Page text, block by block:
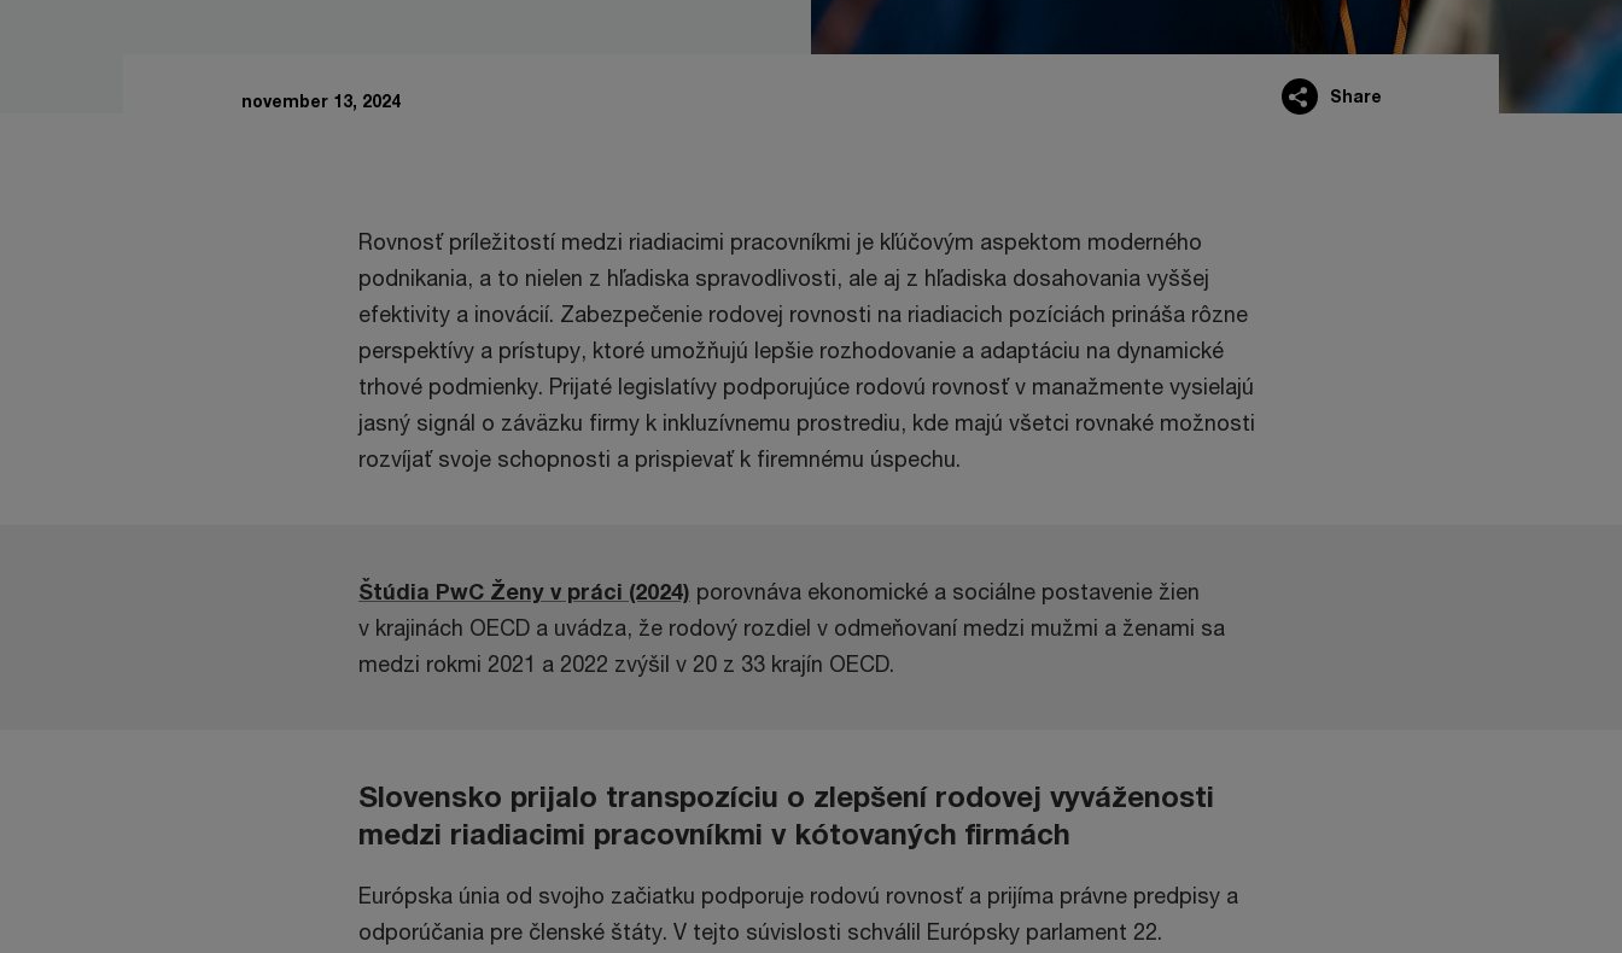
november 13, 2024 Share
Rovnosť príležitostí medzi riadiacimi pracovníkmi je kľúčovým aspektom moderného
podnikania, a to nielen z hľadiska spravodlivosti, ale aj z hľadiska dosahovania vyššej
efektivity a inovácií. Zabezpečenie rodovej rovnosti na riadiacich pozíciách prináša rôzne
perspektívy a prístupy, ktoré umožňujú lepšie rozhodovanie a adaptáciu na dynamické
trhové podmienky. Prijaté legislatívy podporujúce rodovú rovnosť v manažmente vysielajú
jasný signál o záväzku firmy k inkluzívnemu prostrediu, kde majú všetci rovnaké možnosti
rozvíjať svoje schopnosti a prispievať k firemnému úspechu.
Štúdia PwC Ženy v práci (2024) porovnáva ekonomické a sociálne postavenie žien
v krajinách OECD a uvádza, že rodový rozdiel v odmeňovaní medzi mužmi a ženami sa
medzi rokmi 2021 a 2022 zvýšil v 20 z 33 krajín OECD.
Slovensko prijalo transpozíciu o zlepšení rodovej vyváženosti
medzi riadiacimi pracovníkmi v kótovaných firmách
Európska únia od svojho začiatku podporuje rodovú rovnosť a prijíma právne predpisy a
odporúčania pre členské štáty. V tejto súvislosti schválil Európsky parlament 22.